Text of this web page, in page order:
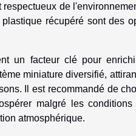
de
récupéré sont des
un facteur clé pour
miniature diversifié,
Il est recommandé de
malgré les
atmosphérique.